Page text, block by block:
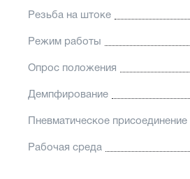
Резьба на штоке
Режим работы
Опрос положения
Демпфирование
Пневматическое присоединение
Рабочая среда